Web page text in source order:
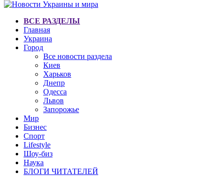
ВСЕ РАЗДЕЛЫ
Главная
Украина
Город
Все новости раздела
Киев
Харьков
Днепр
Одесса
Львов
Запорожье
Мир
Бизнес
Спорт
Lifestyle
Шоу-биз
Наука
БЛОГИ ЧИТАТЕЛЕЙ